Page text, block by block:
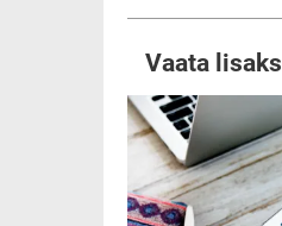
Vaata lisaks